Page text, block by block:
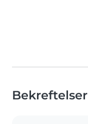
Bekreftelser